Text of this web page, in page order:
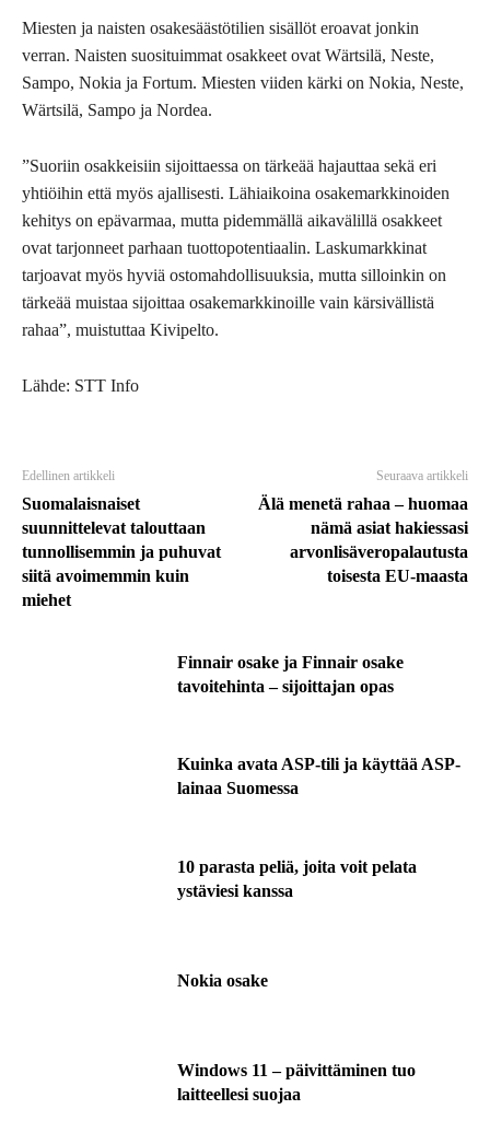
Miesten ja naisten osakesäästötilien sisällöt eroavat jonkin
verran. Naisten suosituimmat osakkeet ovat Wärtsilä, Neste,
Sampo, Nokia ja Fortum. Miesten viiden kärki on Nokia, Neste,
Wärtsilä, Sampo ja Nordea.
”Suoriin osakkeisiin sijoittaessa on tärkeää hajauttaa sekä eri
yhtiöihin että myös ajallisesti. Lähiaikoina osakemarkkinoiden
kehitys on epävarmaa, mutta pidemmällä aikavälillä osakkeet
ovat tarjonneet parhaan tuottopotentiaalin. Laskumarkkinat
tarjoavat myös hyviä ostomahdollisuuksia, mutta silloinkin on
tärkeää muistaa sijoittaa osakemarkkinoille vain kärsivällistä
rahaa”, muistuttaa Kivipelto.
Lähde: STT Info
Edellinen artikkeli
Suomalaisnaiset
suunnittelevat talouttaan
tunnollisemmin ja puhuvat
siitä avoimemmin kuin
miehet
Seuraava artikkeli
Älä menetä rahaa – huomaa
nämä asiat hakiessasi
arvonlisäveropalautusta
toisesta EU-maasta
Finnair osake ja Finnair osake
tavoitehinta – sijoittajan opas
Kuinka avata ASP-tili ja käyttää ASP-
lainaa Suomessa
10 parasta peliä, joita voit pelata
ystäviesi kanssa
Nokia osake
Windows 11 – päivittäminen tuo
laitteellesi suojaa